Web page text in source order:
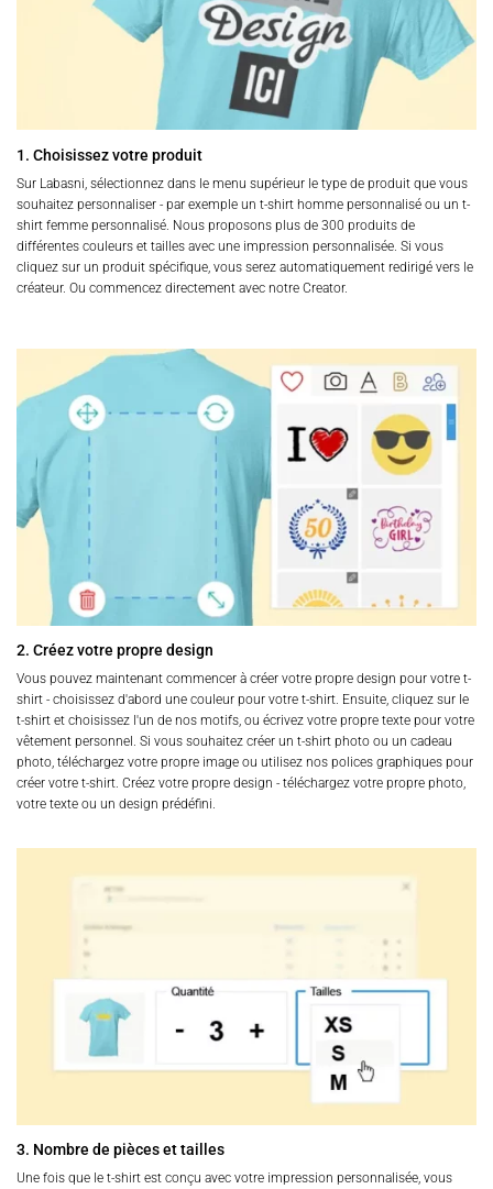
produit
produit
1. Choisissez votre produit
Sur Labasni, sélectionnez dans le menu supérieur le type de produit que vous
souhaitez personnaliser - par exemple un t-shirt homme personnalisé ou un t-
shirt femme personnalisé. Nous proposons plus de 300 produits de
différentes couleurs et tailles avec une impression personnalisée. Si vous
cliquez sur un produit spécifique, vous serez automatiquement redirigé vers le
créateur. Ou commencez directement avec notre Creator.
2. Créez votre propre design
Vous pouvez maintenant commencer à créer votre propre design pour votre t-
shirt - choisissez d'abord une couleur pour votre t-shirt. Ensuite, cliquez sur le
t-shirt et choisissez l'un de nos motifs, ou écrivez votre propre texte pour votre
vêtement personnel. Si vous souhaitez créer un t-shirt photo ou un cadeau
photo, téléchargez votre propre image ou utilisez nos polices graphiques pour
créer votre t-shirt. Créez votre propre design - téléchargez votre propre photo,
votre texte ou un design prédéfini.
3. Nombre de pièces et tailles
Une fois que le t-shirt est conçu avec votre impression personnalisée, vous